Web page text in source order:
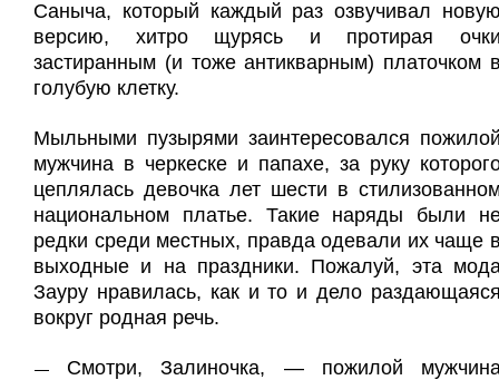
Саныча, который каждый раз озвучивал
версию, хитро щурясь и протирая
застиранным (и тоже антикварным) платочком
голубую клетку.
Мыльными пузырями заинтересовался
мужчина в черкеске и папахе, за руку
цеплялась девочка лет шести в
национальном платье. Такие наряды были
редки среди местных, правда одевали их чаще
выходные и на праздники. Пожалуй, эта
Зауру нравилась, как и то и дело
вокруг родная речь.
— Смотри, Залиночка, — пожилой